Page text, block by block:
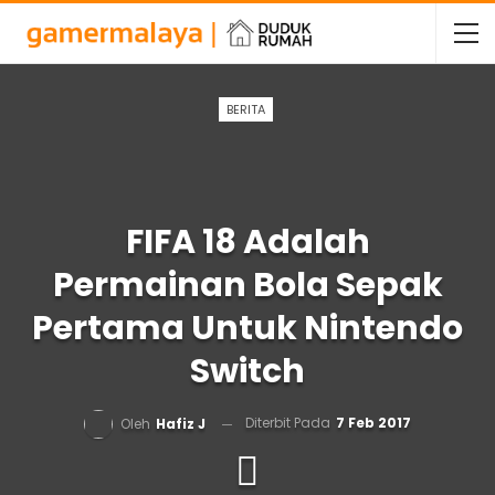
BERITA
FIFA 18 Adalah
Permainan Bola Sepak
Pertama Untuk Nintendo
Switch
Oleh Hafiz J Diterbit Pada 7 Feb 2017